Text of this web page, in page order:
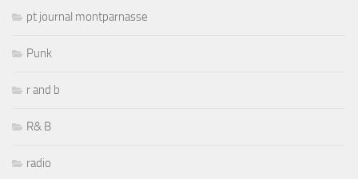
pt journal montparnasse
Punk
r and b
R& B
radio